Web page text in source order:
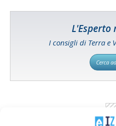
L'Esperto
I consigli di Terra e
Cerca